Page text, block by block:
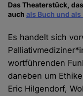
Das Theaterstück,
auchals Buch und
Es handelt sich
wortführenden
daneben um
Eric Hilgendorf,